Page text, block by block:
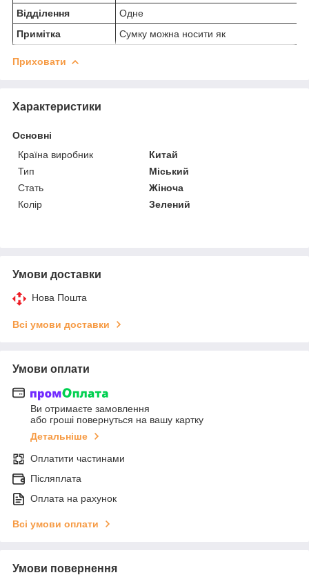
Відділення
Одне
Примітка
Сумку можна носити як
Приховати
Характеристики
Основні
Країна виробник
Китай
Тип
Міський
Стать
Жіноча
Колір
Зелений
Умови доставки
Нова Пошта
Всі умови доставки
Умови оплати
Ви отримаєте замовлення
або гроші повернуться на вашу картку
Детальніше
Оплатити частинами
Післяплата
Оплата на рахунок
Всі умови оплати
Умови повернення